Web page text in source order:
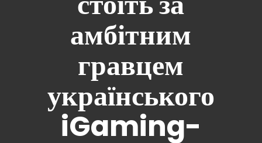
амбітним
гравцем
українського
iGaming-